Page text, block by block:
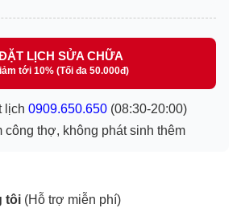
LỊCH SỬA CHỮA
tới 10% (Tối đa 50.000đ)
lịch 0909.650.650(08:30-20:00)
công thợ, không phát sinh thêm
tôi (Hỗ trợ miễn phí)